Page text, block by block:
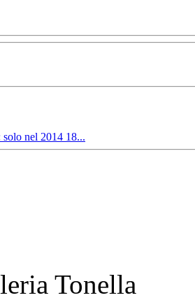
nel 2014 18...
Tonella